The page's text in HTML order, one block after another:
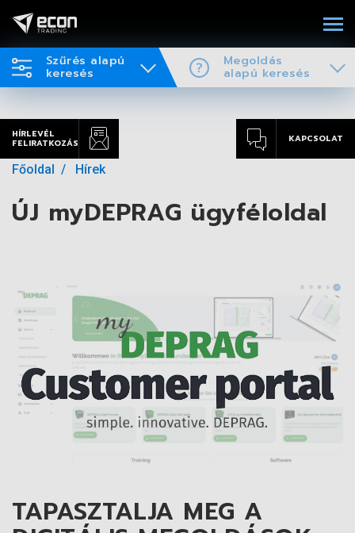
Szűrés alapú
keresés
Megoldás
alapú keresés
HÍRLEVÉL
FELIRATKOZÁS
KAPCSOLAT
Főoldal Hírek
ÚJ myDEPRAG ügyféloldal
TAPASZTALJA MEG A